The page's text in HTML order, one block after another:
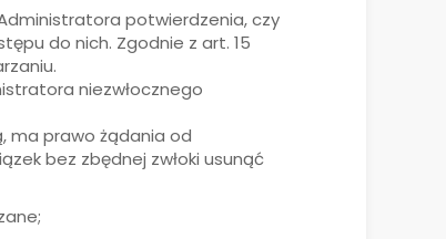
potwierdzenia, czy
do nich. Zgodnie z art. 15
niezwłocznego
ma prawo żądania od
bez zbędnej zwłoki usunąć